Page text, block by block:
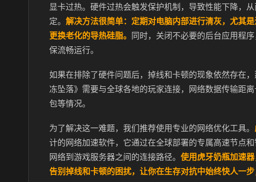
显卡过热。硬件过热会触发保护机制，导致性能下降，
定。 解决方法很简单：定期对电脑内部进行清灰，尤其
更换老化的导热硅脂。 同时，关闭不必要的后台应用程
保流畅运行。
如果在排除了硬件问题后，掉线和卡顿的现象依然存在
冻坠落》需要与全球各地的玩家连接，网络数据传输距
包等情况。
为了解决这一难题，我们推荐使用专业的网络优化工具。
计的网络加速软件，它通过在全球部署的专属高速节点
网络到游戏服务器之间的连接路径。 使用虎牙奶瓶加速
告别掉线和卡顿的困扰，让你在生存对抗中始终快人一步